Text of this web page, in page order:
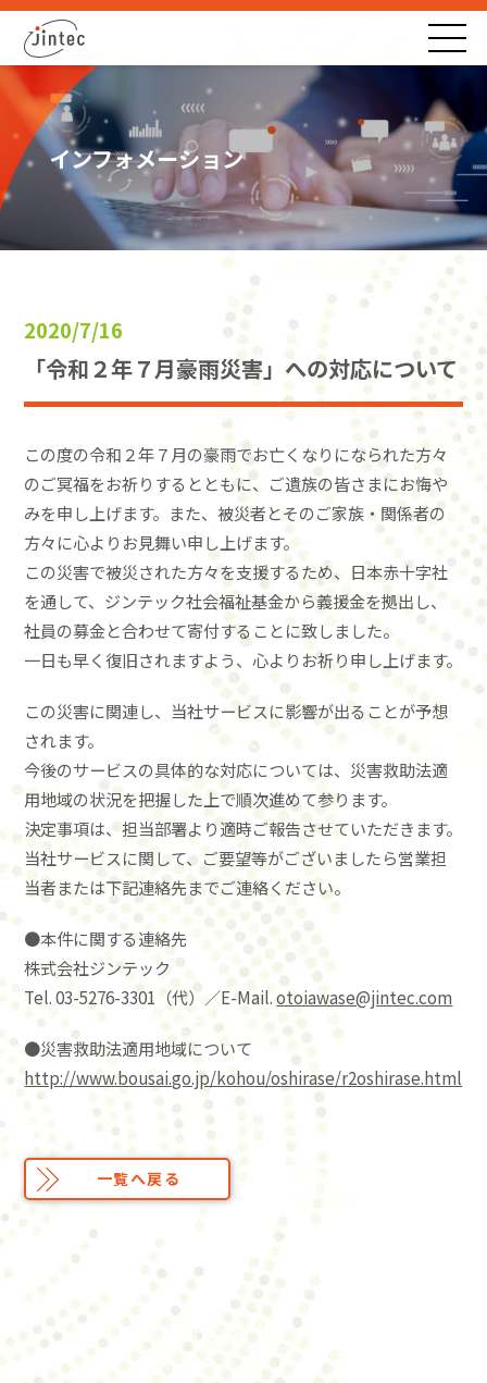
インフォメーション
2020/7/16
「令和２年７月豪雨災害」への対応について
この度の令和２年７月の豪雨でお亡くなりになられた方々
のご冥福をお祈りするとともに、ご遺族の皆さまにお悔や
みを申し上げます。また、被災者とそのご家族・関係者の
方々に心よりお見舞い申し上げます。
この災害で被災された方々を支援するため、日本赤十字社
を通して、ジンテック社会福祉基金から義援金を拠出し、
社員の募金と合わせて寄付することに致しました。
一日も早く復旧されますよう、心よりお祈り申し上げます。
この災害に関連し、当社サービスに影響が出ることが予想
されます。
今後のサービスの具体的な対応については、災害救助法適
用地域の状況を把握した上で順次進めて参ります。
決定事項は、担当部署より適時ご報告させていただきます。
当社サービスに関して、ご要望等がございましたら営業担
当者または下記連絡先までご連絡ください。
●本件に関する連絡先
株式会社ジンテック
Tel. 03-5276-3301（代）／E-Mail.otoiawase@jintec.com
●災害救助法適用地域について
http://www.bousai.go.jp/kohou/oshirase/r2oshirase.html
一覧へ戻る